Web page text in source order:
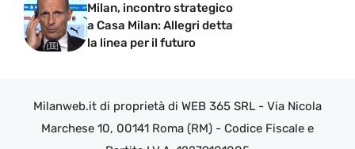
Milan, incontro strategico
a Casa Milan: Allegri detta
la linea per il futuro
Milanweb.it di proprietà di WEB 365 SRL - Via Nicola
Marchese 10, 00141 Roma (RM) - Codice Fiscale e